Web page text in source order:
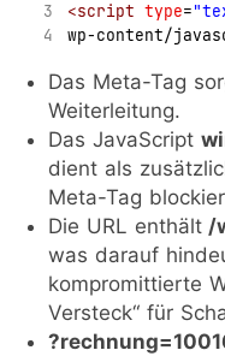
<script type=
wp-content/
Das Meta-Tag
Weiterleitung.
Das JavaScript
dient als
Meta-Tag
Die URL enthält/
was darauf
kompromittierte
Versteck“ für